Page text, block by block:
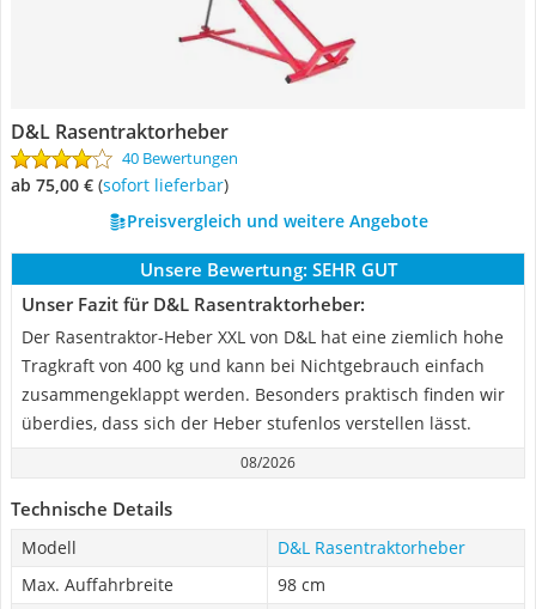
D&L Rasentraktorheber
40 Bewertungen
ab 75,00 € ( Sofort lieferbar)
Preisvergleich und weitere Angebote
Unsere Bewertung: SEHR GUT
Unser Fazit für D&L Rasentraktorheber:
Der Rasentraktor-Heber XXL von D&L hat eine ziemlich hohe
Tragkraft von 400 kg und kann bei Nichtgebrauch einfach
zusammengeklappt werden. Besonders praktisch finden wir
überdies, dass sich der Heber stufenlos verstellen lässt.
08/2026
Technische Details
Modell
D&L Rasentraktorheber
Max. Auffahrbreite
98 cm